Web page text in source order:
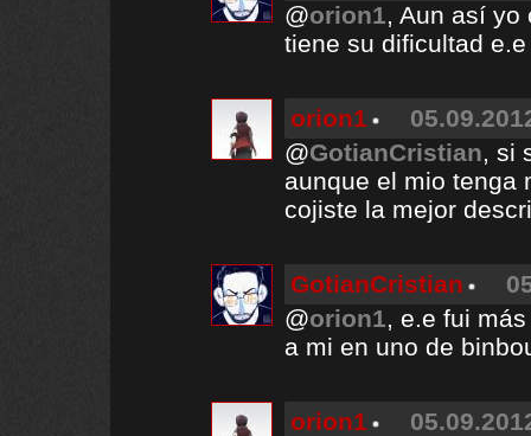
@orion1, Aun así yo
tiene su dificultad e.e
orion1
@GotianCristian, si
aunque el mio tenga
cojiste la mejor
GotianCristian
@orion1, e.e fui
a mi en uno de
orion1